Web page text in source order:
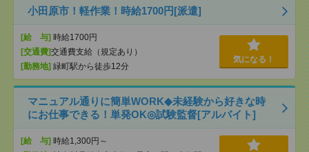
小田原市！軽作業！時給1700円[派遣]
[給 与] 時給1700円
[交通費]交通費支給（規定あり）
[勤務地] 緑町駅から徒歩12分
気になる！
マニュアル通りに簡単WORK◆未経験から好きな時
にお仕事できる！単発OK◎試験監督[アルバイト]
[給 与] 時給1,300円～